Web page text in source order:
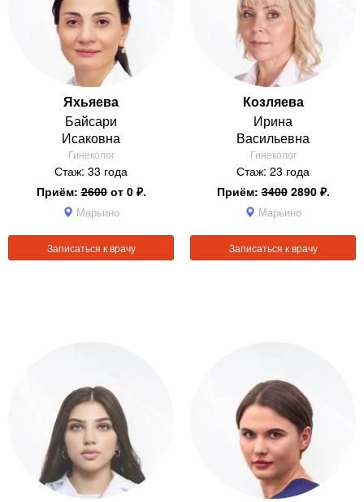
Яхьяева
Байсари
Исаковна
Гинеколог
Стаж: 33 года
Приём:2600от 0 ₽.
Марьино
Записаться к врачу
Козляева
Ирина
Васильевна
Гинеколог
Стаж: 23 года
Приём:34002890 ₽.
Марьино
Записаться к врачу